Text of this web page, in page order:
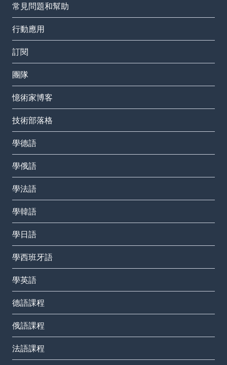
常見問題和幫助
行動應用
訂閱
團隊
憶術家博客
技術部落格
學德語
學俄語
學法語
學韓語
學日語
學西班牙語
學英語
德語課程
俄語課程
法語課程